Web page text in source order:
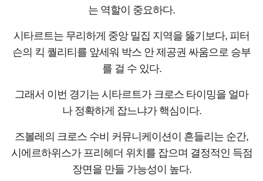
는 역할이 중요하다.
시타르트는 무리하게 중앙 밀집 지역을 뚫기보다, 피터
슨의 킥 퀄리티를 앞세워 박스 안 제공권 싸움으로 승부
를 걸 수 있다.
그래서 이번 경기는 시타르트가 크로스 타이밍을 얼마
나 정확하게 잡느냐가 핵심이다.
즈볼레의 크로스 수비 커뮤니케이션이 흔들리는 순간,
시에르하위스가 프리헤더 위치를 잡으며 결정적인 득점
장면을 만들 가능성이 높다.